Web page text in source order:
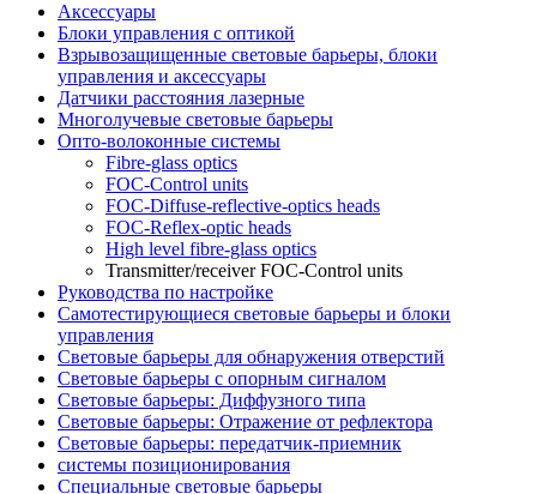
Аксессуары
Блоки управления с оптикой
Взрывозащищенные световые барьеры, блоки
управления и аксессуары
Датчики расстояния лазерные
Многолучевые световые барьеры
Опто-волоконные системы
Fibre-glass optics
FOC-Control units
FOC-Diffuse-reflective-optics heads
FOC-Reflex-optic heads
High level fibre-glass optics
Transmitter/receiver FOC-Control units
Руководства по настройке
Самотестирующиеся световые барьеры и блоки
управления
Световые барьеры для обнаружения отверстий
Световые барьеры с опорным сигналом
Световые барьеры: Диффузного типа
Световые барьеры: Отражение от рефлектора
Световые барьеры: передатчик-приемник
системы позиционирования
Специальные световые барьеры